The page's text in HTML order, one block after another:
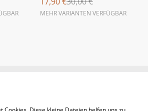
MEHR VARIANTEN VERFÜGBAR